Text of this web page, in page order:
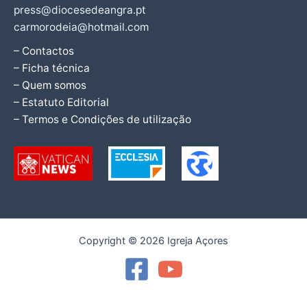
press@diocesedeangra.pt
carmorodeia@hotmail.com
– Contactos
– Ficha técnica
– Quem somos
– Estatuto Editorial
– Termos e Condições de utilização
Copyright © 2026 Igreja Açores